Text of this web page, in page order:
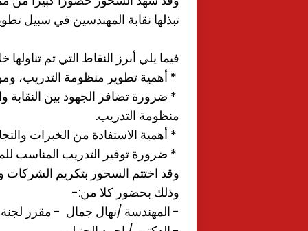
تبذلها نقابة المهندسين في سبيل
فيما يلي أبرز النقاط التي تم
* أهمية تطوير منظومة التدريب،
* ضرورة تضافر الجهود بين النقابة
منظومة التدريب.
* أهمية الاستفادة من الخبرات
* ضرورة توفير التدريب المناسب
وقد اختتم السحور بتكريم الشركات
وذلك بحضور كلا من:-
- المهندسة /نهال جمال - مقرر لجنة